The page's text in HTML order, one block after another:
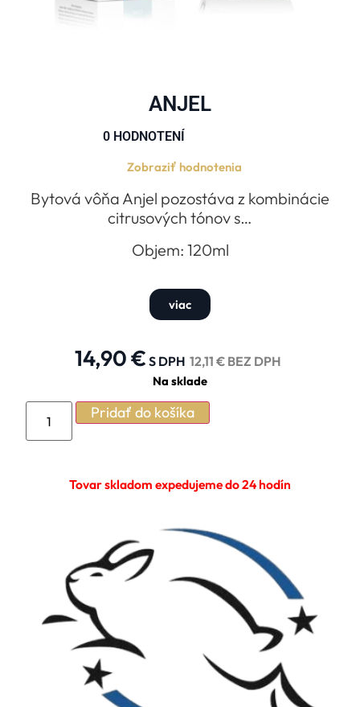
ANJEL
0 HODNOTENÍ
Zobraziť hodnotenia
Bytová vôňa Anjel pozostáva z kombinácie
citrusových tónov s…
Objem: 120ml
viac
14,90€ S DPH 12,11€ BEZ DPH
Na sklade
Pridať do košíka
Tovar skladom expedujeme do 24 hodín